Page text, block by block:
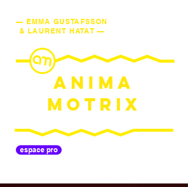
— EMMA GUSTAFSSON
& LAURENT HATAT —
ANIMA
MOTRIX
espace pro